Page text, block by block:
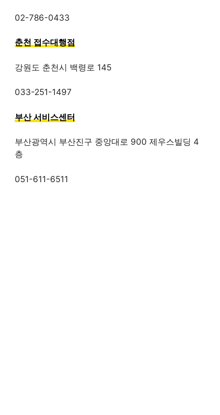
02-786-0433
춘천 접수대행점
강원도 춘천시 백령로 145
033-251-1497
부산 서비스센터
부산광역시 부산진구 중앙대로 900 제우스빌딩 4
층
051-611-6511